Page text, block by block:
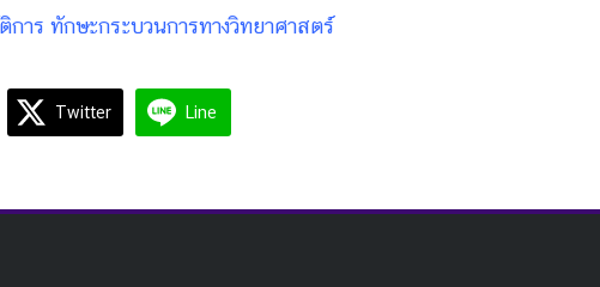
การ ทักษะกระบวนการทางวิทยาศาสตร์
Twitter Line